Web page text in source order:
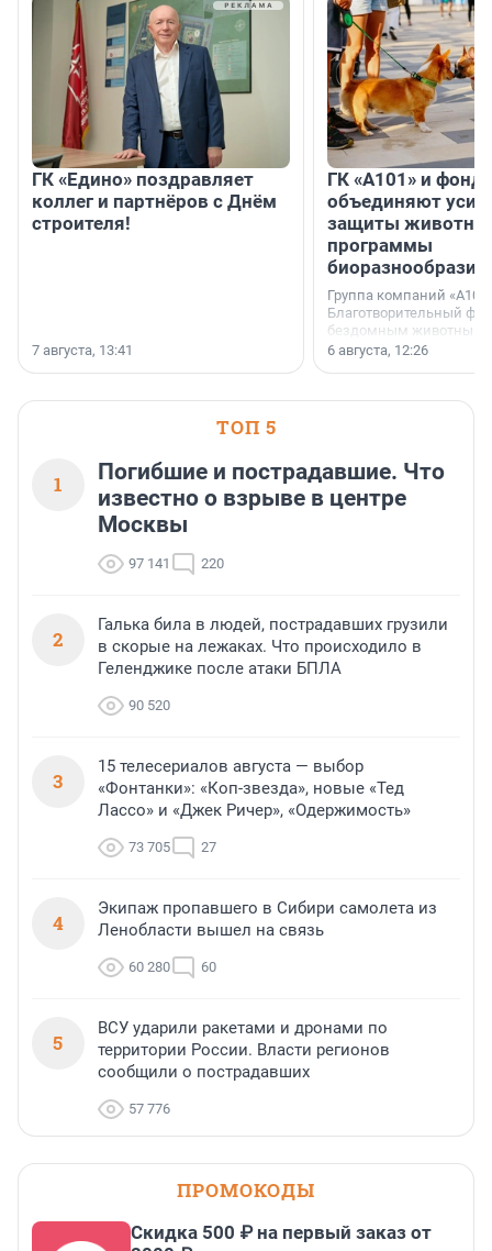
ГК «Едино» поздравляет
коллег и партнёров с Днём
строителя!
7 августа, 13:41
ГК «А101» и фонд
объединяют
защиты
программы
биоразнообразия
Группа компаний
Благотворительный
бездомным животным
заключили соглашение
6 августа, 12:26
ТОП 5
1
Погибшие и пострадавшие. Что
известно о взрыве в центре
Москвы
97 141 220
2
Галька била в людей, пострадавших грузили
в скорые на лежаках. Что происходило в
Геленджике после атаки БПЛА
90 520
3
15 телесериалов августа — выбор
«Фонтанки»: «Коп-звезда», новые «Тед
Лассо» и «Джек Ричер», «Одержимость»
73 705 27
4
Экипаж пропавшего в Сибири самолета из
Ленобласти вышел на связь
60 280 60
5
ВСУ ударили ракетами и дронами по
территории России. Власти регионов
сообщили о пострадавших
57 776
ПРОМОКОДЫ
Скидка 500 ₽ на первый заказ от